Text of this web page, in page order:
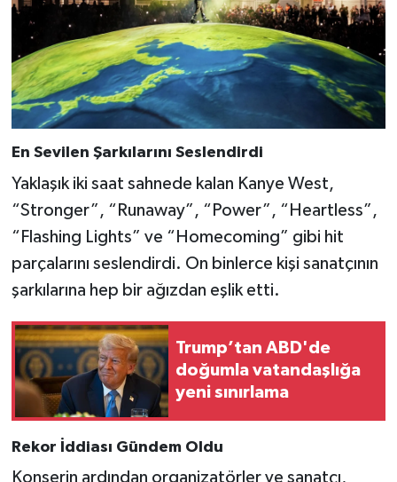
En Sevilen Şarkılarını Seslendirdi
Yaklaşık iki saat sahnede kalan Kanye West,
“Stronger”, “Runaway”, “Power”, “Heartless”,
“Flashing Lights” ve “Homecoming” gibi hit
parçalarını seslendirdi. On binlerce kişi sanatçının
şarkılarına hep bir ağızdan eşlik etti.
Trump’tan ABD'de
doğumla vatandaşlığa
yeni sınırlama
Rekor İddiası Gündem Oldu
Konserin ardından organizatörler ve sanatçı,